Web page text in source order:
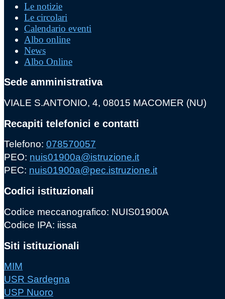
Le notizie
Le circolari
Calendario eventi
Albo online
News
Albo Online
Sede amministrativa
VIALE S.ANTONIO, 4, 08015 MACOMER (NU)
Recapiti telefonici e contatti
Telefono: 078570057
PEO: nuis01900a@istruzione.it
PEC: nuis01900a@pec.istruzione.it
Codici istituzionali
Codice meccanografico: NUIS01900A
Codice IPA: iissa
Siti istituzionali
MIM
USR Sardegna
USP Nuoro